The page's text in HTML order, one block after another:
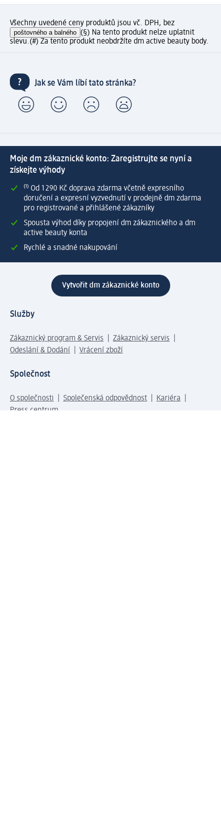
Všechny uvedené ceny produktů jsou vč. DPH, bez
poštovného a balného (§) Na tento produkt nelze uplatnit
slevu.(#) Za tento produkt neobdržíte dm active beauty body.
Jak se Vám líbí tato stránka?
Moje dm zákaznické konto: Zaregistrujte se nyní a
získejte výhody
⁽¹⁾ Od 1 290 Kč doprava zdarma včetně expresního
doručení a expresní vyzvednutí v prodejně dm zdarma
pro registrované a přihlášené zákazníky
Spousta výhod díky propojení dm zákaznického a dm
active beauty konta
Rychlé a snadné nakupování
Vytvořit dm zákaznické konto
Služby
Zákaznický program & Servis
Zákaznický servis
Odeslání & Dodání
Vrácení zboží
Společnost
O společnosti Společenská odpovědnost
Kariéra
Press centrum